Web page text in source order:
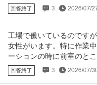
回答終了 3 2026/07/
工場で働いているのです
女性がいます。特に作業
ーションの時に前室のと
回答終了 3 2026/07/